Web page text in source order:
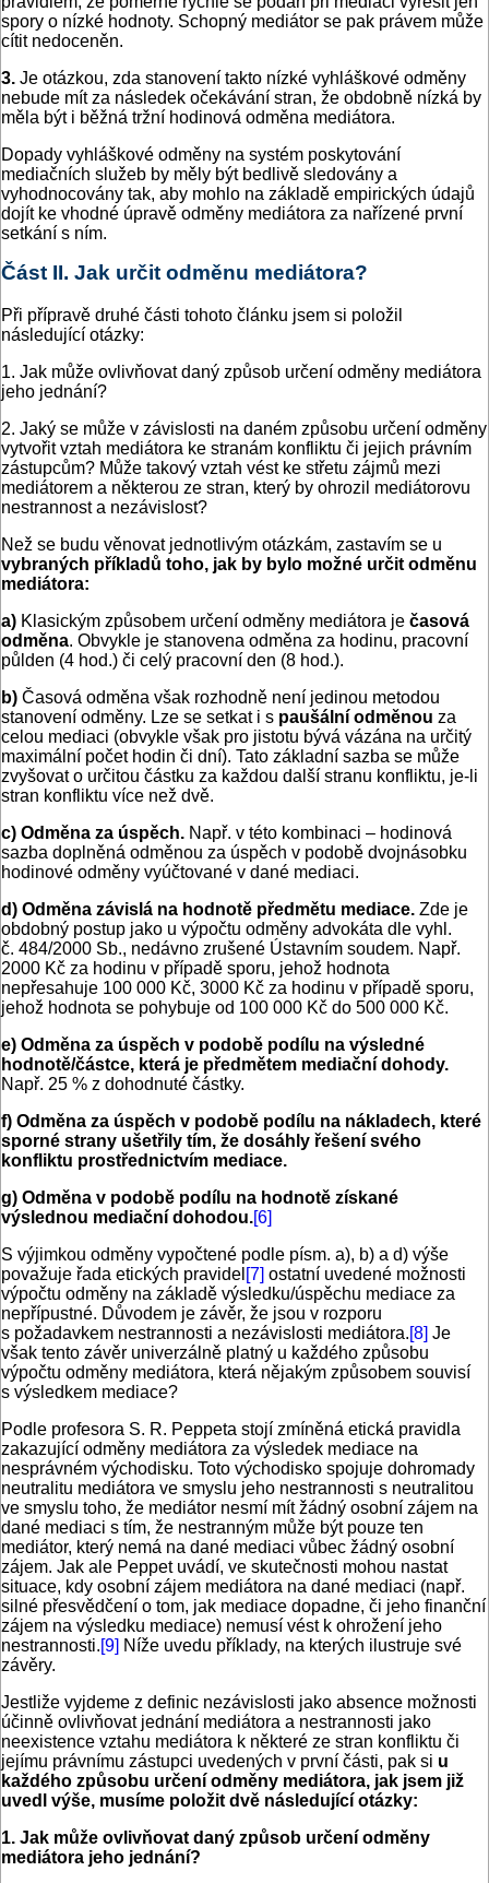
spory o nízké hodnoty. Schopný mediátor se pak právem může
cítit nedoceněn.
3. Je otázkou, zda stanovení takto nízké vyhláškové odměny
nebude mít za následek očekávání stran, že obdobně nízká by
měla být i běžná tržní hodinová odměna mediátora.
Dopady vyhláškové odměny na systém poskytování
mediačních služeb by měly být bedlivě sledovány a
vyhodnocovány tak, aby mohlo na základě empirických údajů
dojít ke vhodné úpravě odměny mediátora za nařízené první
setkání s ním.
Část II. Jak určit odměnu mediátora?
Při přípravě druhé části tohoto článku jsem si položil
následující otázky:
1. Jak může ovlivňovat daný způsob určení odměny mediátora
jeho jednání?
2. Jaký se může v závislosti na daném způsobu určení odměny
vytvořit vztah mediátora ke stranám konfliktu či jejich právním
zástupcům? Může takový vztah vést ke střetu zájmů mezi
mediátorem a některou ze stran, který by ohrozil mediátorovu
nestrannost a nezávislost?
Než se budu věnovat jednotlivým otázkám, zastavím se u
vybraných příkladů toho, jak by bylo možné určit odměnu
mediátora:
a) Klasickým způsobem určení odměny mediátora je časová
odměna. Obvykle je stanovena odměna za hodinu, pracovní
půlden (4 hod.) či celý pracovní den (8 hod.).
b) Časová odměna však rozhodně není jedinou metodou
stanovení odměny. Lze se setkat i s paušální odměnou za
celou mediaci (obvykle však pro jistotu bývá vázána na určitý
maximální počet hodin či dní). Tato základní sazba se může
zvyšovat o určitou částku za každou další stranu konfliktu, je-li
stran konfliktu více než dvě.
c) Odměna za úspěch. Např. v této kombinaci – hodinová
sazba doplněná odměnou za úspěch v podobě dvojnásobku
hodinové odměny vyúčtované v dané mediaci.
d) Odměna závislá na hodnotě předmětu mediace. Zde je
obdobný postup jako u výpočtu odměny advokáta dle vyhl.
č. 484/2000 Sb., nedávno zrušené Ústavním soudem. Např.
2000 Kč za hodinu v případě sporu, jehož hodnota
nepřesahuje 100 000 Kč, 3000 Kč za hodinu v případě sporu,
jehož hodnota se pohybuje od 100 000 Kč do 500 000 Kč.
e) Odměna za úspěch v podobě podílu na výsledné
hodnotě/částce, která je předmětem mediační dohody.
Např. 25 % z dohodnuté částky.
f) Odměna za úspěch v podobě podílu na nákladech, které
sporné strany ušetřily tím, že dosáhly řešení svého
konfliktu prostřednictvím mediace.
g) Odměna v podobě podílu na hodnotě získané
výslednou mediační dohodou.[6]
S výjimkou odměny vypočtené podle písm. a), b) a d) výše
považuje řada etických pravidel [7] ostatní uvedené možnosti
výpočtu odměny na základě výsledku/úspěchu mediace za
nepřípustné. Důvodem je závěr, že jsou v rozporu
s požadavkem nestrannosti a nezávislosti mediátora.[8] Je
však tento závěr univerzálně platný u každého způsobu
výpočtu odměny mediátora, která nějakým způsobem souvisí
s výsledkem mediace?
Podle profesora S. R. Peppeta stojí zmíněná etická pravidla
zakazující odměny mediátora za výsledek mediace na
nesprávném východisku. Toto východisko spojuje dohromady
neutralitu mediátora ve smyslu jeho nestrannosti s neutralitou
ve smyslu toho, že mediátor nesmí mít žádný osobní zájem na
dané mediaci s tím, že nestranným může být pouze ten
mediátor, který nemá na dané mediaci vůbec žádný osobní
zájem. Jak ale Peppet uvádí, ve skutečnosti mohou nastat
situace, kdy osobní zájem mediátora na dané mediaci (např.
silné přesvědčení o tom, jak mediace dopadne, či jeho finanční
zájem na výsledku mediace) nemusí vést k ohrožení jeho
nestrannosti.[9] Níže uvedu příklady, na kterých ilustruje své
závěry.
Jestliže vyjdeme z definic nezávislosti jako absence možnosti
účinně ovlivňovat jednání mediátora a nestrannosti jako
neexistence vztahu mediátora k některé ze stran konfliktu či
jejímu právnímu zástupci uvedených v první části, pak si u
každého způsobu určení odměny mediátora, jak jsem již
uvedl výše, musíme položit dvě následující otázky:
1. Jak může ovlivňovat daný způsob určení odměny
mediátora jeho jednání?